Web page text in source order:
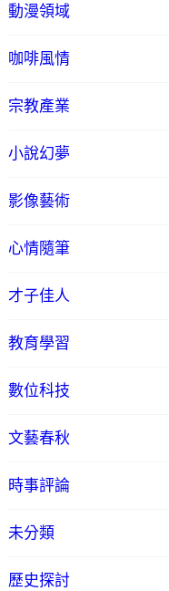
動漫領域
咖啡風情
宗教產業
小說幻夢
影像藝術
心情隨筆
才子佳人
教育學習
數位科技
文藝春秋
時事評論
未分類
歷史探討